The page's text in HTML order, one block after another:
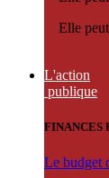
Elle
L'action
publique
FINANCES
Le budget